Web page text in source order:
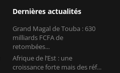
Dernières actualités
Grand Magal de Touba : 630
milliards FCFA de
retombées...
Afrique de l’Est : une
croissance forte mais des réf...